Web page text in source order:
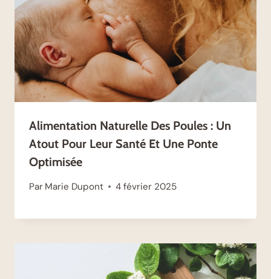
Alimentation Naturelle Des Poules : Un
Atout Pour Leur Santé Et Une Ponte
Optimisée
Par Marie Dupont 4 février 2025